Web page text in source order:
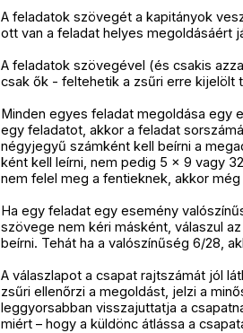
A feladatok szövegét a kapitányok
ott van a feladat helyes megoldásáért
A feladatok szövegével (és csakis
csak ők - feltehetik a zsűri erre kijelölt
Minden egyes feladat megoldása egy
egy feladatot, akkor a feladat
négyjegyű számként kell beírni a
ként kell leírni, nem pedig 5 x 9 vagy
nem felel meg a fentieknek, akkor
Ha egy feladat egy esemény
szövege nem kéri másként, válaszul
beírni. Tehát ha a valószínűség 6/28,
A válaszlapot a csapat rajtszámát jól
zsűri ellenőrzi a megoldást, jelzi a
leggyorsabban visszajuttatja a
miért – hogy a küldönc átlássa a